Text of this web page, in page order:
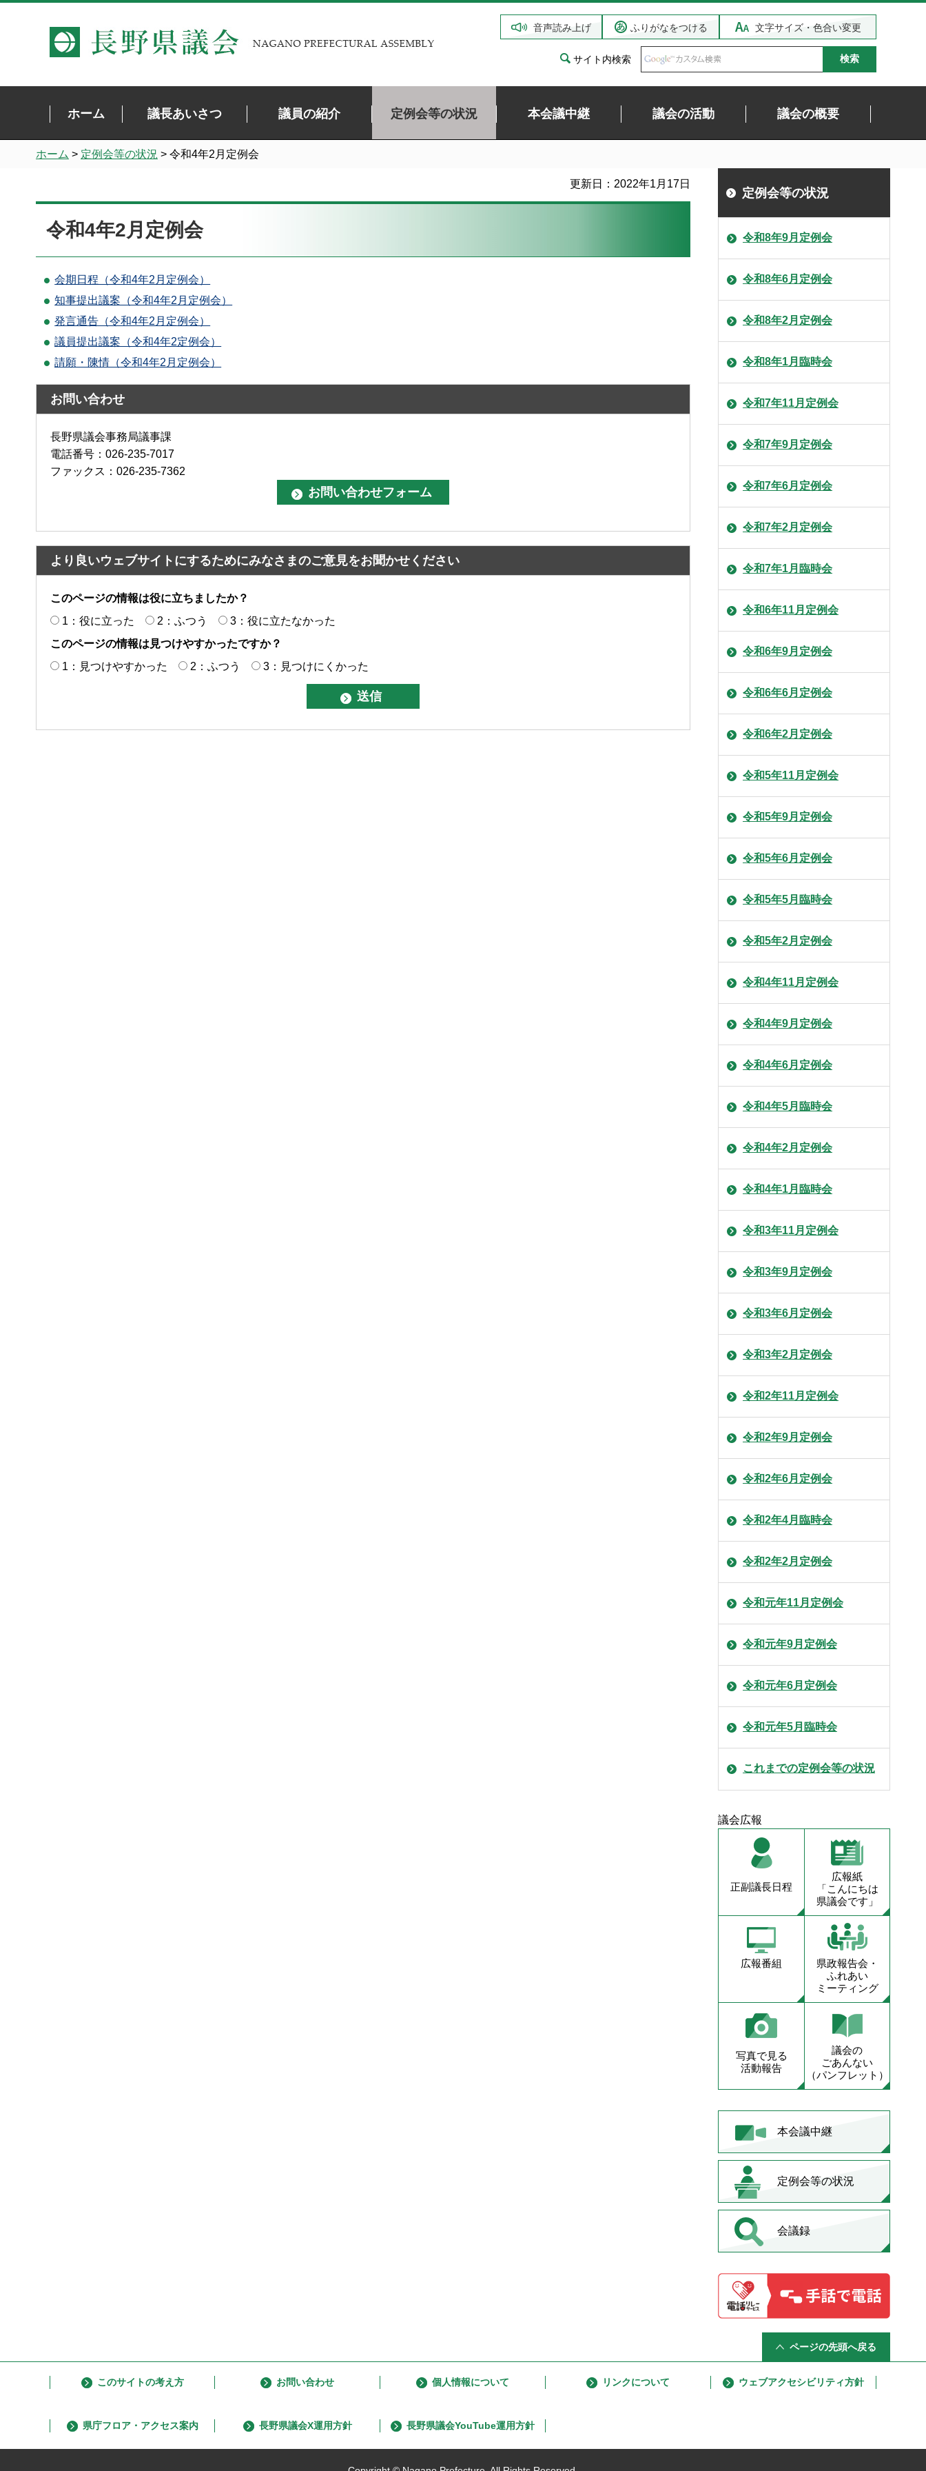
長野県議会 NAGANO PREFECTURAL ASSEMBLY
音声読み上げ ふりがなをつける 文字サイズ・色合い変更
サイト内検索
ホーム 議長あいさつ 議員の紹介 定例会等の状況 本会議中継 議会の活動 議会の概要
ホーム > 定例会等の状況 > 令和4年2月定例会
更新日：2022年1月17日
令和4年2月定例会
会期日程（令和4年2月定例会）
知事提出議案（令和4年2月定例会）
発言通告（令和4年2月定例会）
議員提出議案（令和4年2定例会）
請願・陳情（令和4年2月定例会）
お問い合わせ
長野県議会事務局議事課
電話番号：026-235-7017
ファックス：026-235-7362
より良いウェブサイトにするためにみなさまのご意見をお聞かせください
このページの情報は役に立ちましたか？
1：役に立った
2：ふつう
3：役に立たなかった
このページの情報は見つけやすかったですか？
1：見つけやすかった
2：ふつう 3：見つけにくかった
定例会等の状況
令和8年9月定例会
令和8年6月定例会
令和8年2月定例会
令和8年1月臨時会
令和7年11月定例会
令和7年9月定例会
令和7年6月定例会
令和7年2月定例会
令和7年1月臨時会
令和6年11月定例会
令和6年9月定例会
令和6年6月定例会
令和6年2月定例会
令和5年11月定例会
令和5年9月定例会
令和5年6月定例会
令和5年5月臨時会
令和5年2月定例会
令和4年11月定例会
令和4年9月定例会
令和4年6月定例会
令和4年5月臨時会
令和4年2月定例会
令和4年1月臨時会
令和3年11月定例会
令和3年9月定例会
令和3年6月定例会
令和3年2月定例会
令和2年11月定例会
令和2年9月定例会
令和2年6月定例会
令和2年4月臨時会
令和2年2月定例会
令和元年11月定例会
令和元年9月定例会
令和元年6月定例会
令和元年5月臨時会
これまでの定例会等の状況
議会広報
正副議長日程
広報紙
「こんにちは
県議会です」
広報番組
県政報告会・
ふれあい
ミーティング
写真で見る
活動報告
議会の
ごあんない
（パンフレット）
本会議中継
定例会等の状況
会議録
ページの先頭へ戻る
このサイトの考え方 お問い合わせ 個人情報について リンクについて ウェブアクセシビリティ方針
県庁フロア・アクセス案内 長野県議会X運用方針 長野県議会YouTube運用方針